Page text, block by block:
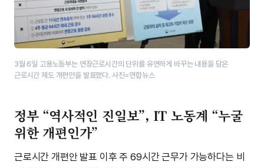
3월 6일 고용노동부는 연장근로시간의 단위를 유연하게 바꾸는 내용을 담은
근로시간 제도 개편안을 발표했다. 사진=연합뉴스
정부 “역사적인 진일보”, IT 노동계 “누굴
위한 개편인가”
근로시간 개편안 발표 이후 주 69시간 근무가 가능하다는 비